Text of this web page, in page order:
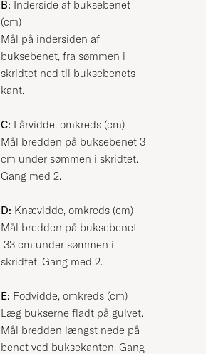
B: Inderside af buksebenet
(cm)
Mål på indersiden af
buksebenet, fra sømmen i
skridtet ned til buksebenets
kant.
C: Lårvidde, omkreds (cm)
Mål bredden på buksebenet 3
cm under sømmen i skridtet.
Gang med 2.
D: Knævidde, omkreds (cm)
Mål bredden på buksebenet
33 cm under sømmen i
skridtet. Gang med 2.
E: Fodvidde, omkreds (cm)
Læg bukserne fladt på gulvet.
Mål bredden længst nede på
benet ved buksekanten. Gang